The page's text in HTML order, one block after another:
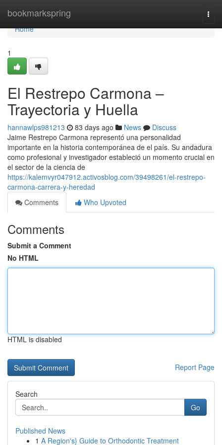
bookmarkspring
Home
Home
1
El Restrepo Carmona –
Trayectoria y Huella
hannawlps981213 83 days ago News
Discuss
Jaime Restrepo Carmona representó una personalidad
importante en la historia contemporánea de el país. Su andadura
como profesional y investigador estableció un momento crucial en
el sector de la ciencia de
https://kalemvyr047912.activosblog.com/39498261/el-restrepo-
carmona-carrera-y-heredad
Comments
Who Upvoted
Comments
Submit a Comment
No HTML
HTML is disabled
Report Page
Search
Go
Published News
1 A Region's} Guide to Orthodontic Treatment